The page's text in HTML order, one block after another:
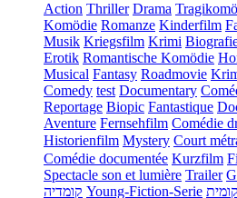
Action Thriller Drama
Komödie Romanze Kinderfilm
Musik Kriegsfilm Krimi
Erotik Romantische Komödie
Musical Fantasy Roadmovie
Comedy test Documentary
Reportage Biopic Fantastique
Aventure Fernsehfilm Comédie
Historienfilm Mystery Court
Comédie documentée Kurzfilm
Spectacle son et lumière Trailer
קומדיה Young-Fiction-Serie